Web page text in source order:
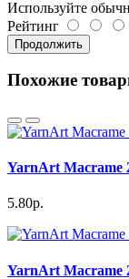
Используйте
Рейтинг
Продолжить
Похожие
YarnArt Macrame
5.80р.
YarnArt Macrame